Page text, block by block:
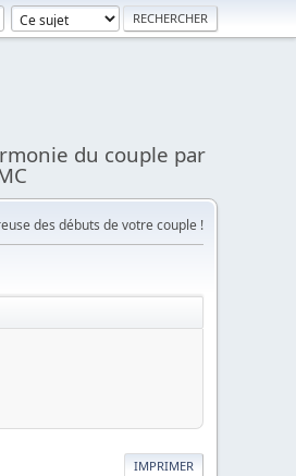
du couple par
des débuts de votre couple !
IMPRIMER